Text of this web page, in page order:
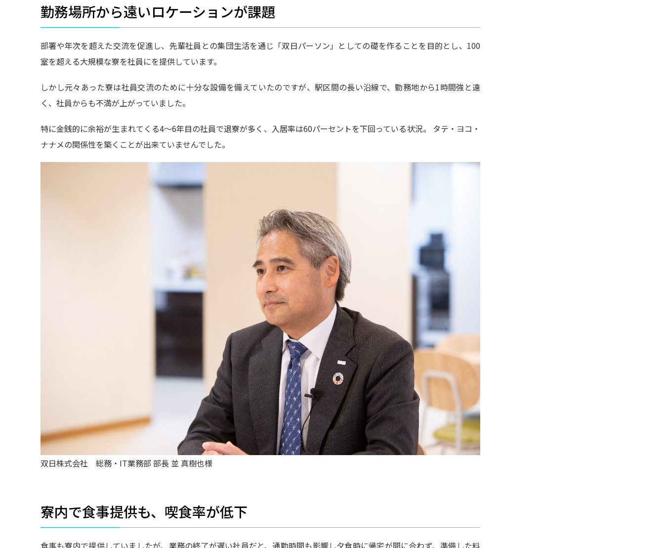
勤務場所から遠いロケーションが課題
部署や年次を超えた交流を促進し、先輩社員との集団生活を通じ「双日パーソン」としての礎を作ることを目的とし、100
室を超える大規模な寮を社員にを提供しています。
しかし元々あった寮は社員交流のために十分な設備を備えていたのですが、駅区間の長い沿線で、勤務地から1時間強と遠
く、社員からも不満が上がっていました。
特に金銭的に余裕が生まれてくる4～6年目の社員で退寮が多く、入居率は60パーセントを下回っている状況。 タテ・ヨコ・
ナナメの関係性を築くことが出来ていませんでした。
双日株式会社 総務・IT業務部 部長 並 真樹也様
寮内で食事提供も、喫食率が低下